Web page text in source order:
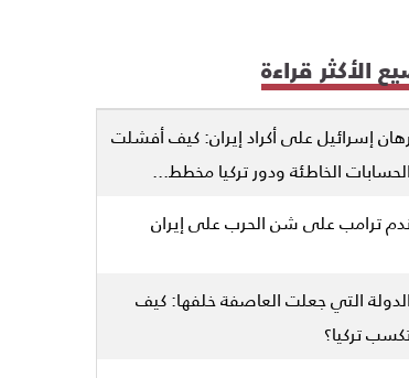
الأكثر قراءة
رهان إسرائيل على أكراد إيران: كيف أفشلت
الحسابات الخاطئة ودور تركيا مخطط...
ندم ترامب على شن الحرب على إيران
الدولة التي جعلت العاصفة خلفها: كيف
تركيا؟